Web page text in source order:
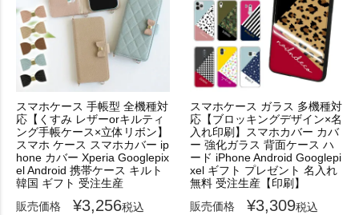
スマホケース 手帳型 全機種対
応【くすみ レザーorキルティ
ング手帳ケース×立体リボン】
スマホ ケース スマホカバー ip
hone カバー Xperia Googlepix
el Android 携帯ケース キルト
韓国 ギフト 受注生産
販売価格
¥3,256税込
スマホケース ガラス 多機種対
応【ブロッキングデザイン×名
入れ印刷】スマホカバー カバ
ー 強化ガラス 背面ケース ハ
ード iPhone Android Googlepi
xel ギフト プレゼント 名入れ
無料 受注生産【印刷】
販売価格
¥3,309税込